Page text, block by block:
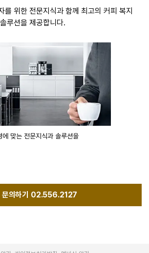
를 위한 전문지식과 함께 최고의 커피 복지
루션을 제공합니다.
맞는 전문지식과 솔루션을
문의하기 02.556.2127